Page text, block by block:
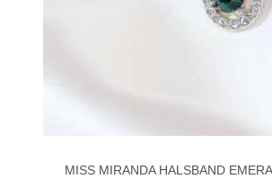
MISS MIRANDA HALSBAND